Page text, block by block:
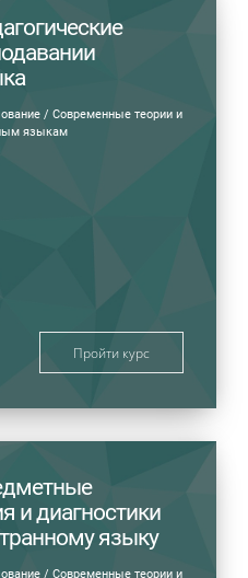
/ Современные теории и
языкам
Пройти курс
и диагностики
языку
/ Современные теории и